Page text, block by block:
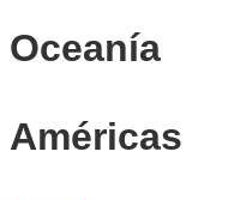
Oceanía
Américas